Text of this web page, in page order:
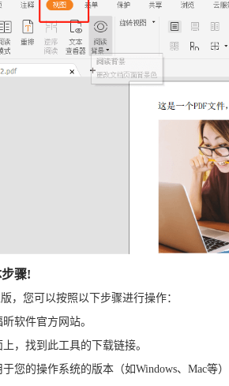
骤!
，您可以按照以下步骤进行操作：
软件官方网站。
，找到此工具的下载链接。
您的操作系统的版本（如Windows、Mac等）